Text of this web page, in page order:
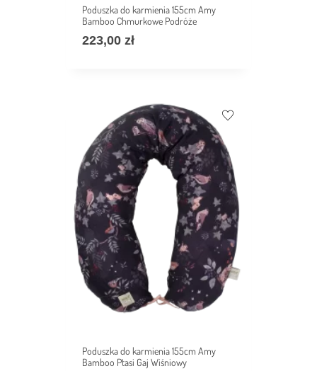
Poduszka do karmienia 155cm Amy
Bamboo Chmurkowe Podróże
223,00 zł
Poduszka do karmienia 155cm Amy
Bamboo Ptasi Gaj Wiśniowy